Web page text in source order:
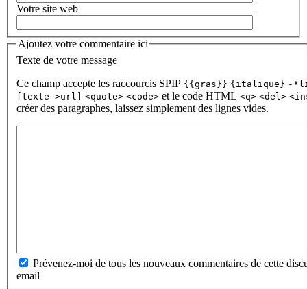
Votre site web
Ajoutez votre commentaire ici
Texte de votre message
Ce champ accepte les raccourcis SPIP {{gras}} {italique} -
[texte->url] <quote> <code> et le code HTML <q> <del>
créer des paragraphes, laissez simplement des lignes vides.
Prévenez-moi de tous les nouveaux commentaires de cette
email